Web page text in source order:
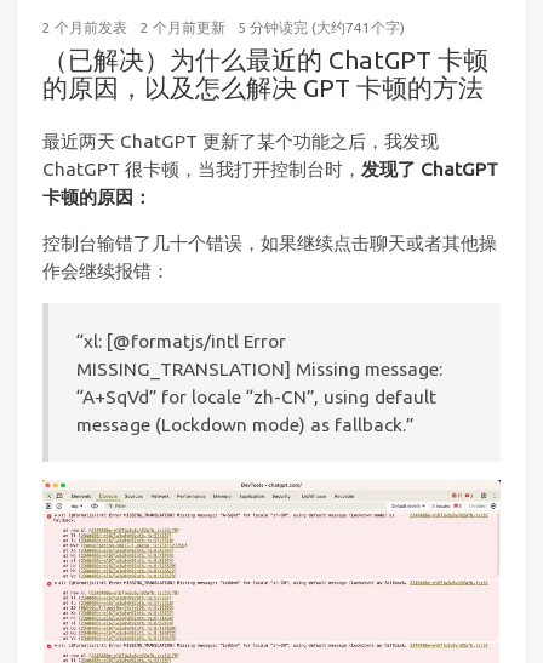
2 个月前发表 2 个月前更新 5 分钟读完 (大约741个字)
（已解决）为什么最近的 ChatGPT 卡顿
的原因，以及怎么解决 GPT 卡顿的方法
最近两天 ChatGPT 更新了某个功能之后，我发现
ChatGPT 很卡顿，当我打开控制台时， 发现了 ChatGPT
卡顿的原因：
控制台输错了几十个错误，如果继续点击聊天或者其他操
作会继续报错：
“xl: [@formatjs/intl Error
MISSING_TRANSLATION] Missing message:
“A+SqVd” for locale “zh-CN”, using default
message (Lockdown mode) as fallback.”